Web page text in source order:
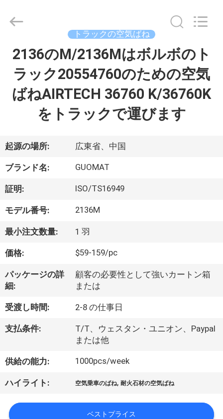
家
プ
ク
ト
私
達
つ
い
て
工
場
旅
2026
GUANGZHOU
Reserved.
トラックの空気ばね
2136のM/2136Mはボルボのト
ラック20554760のための空気
ばねAIRTECH 36760 K/36760K
をトラックで運びます
起源の場所: 広東省、中国
ブランド名: GUOMAT
証明: ISO/TS16949
モデル番号: 2136M
最小注文数量: 1 羽
価格: $59-159/pc
パッケージの詳
細:
顧客の必要性として強いカートン箱
または
受渡し時間: 2-8 の仕事日
支払条件:
T/T、ウェスタン・ユニオン、Paypal
または他
供給の能力: 1000pcs/week
ハイライト: 空気乗車のばね,耐火石材の空気ばね
ベストプライス